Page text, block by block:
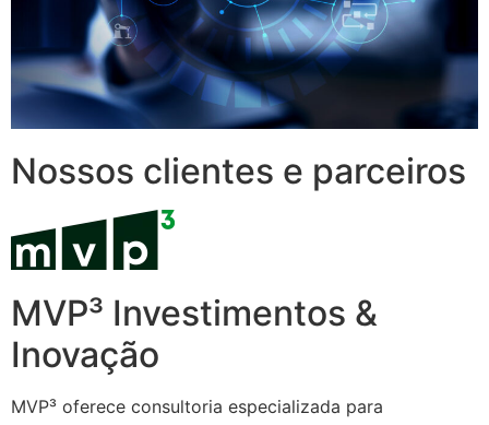
Nossos clientes e parceiros
MVP³ Investimentos &
Inovação
MVP³ oferece consultoria especializada para